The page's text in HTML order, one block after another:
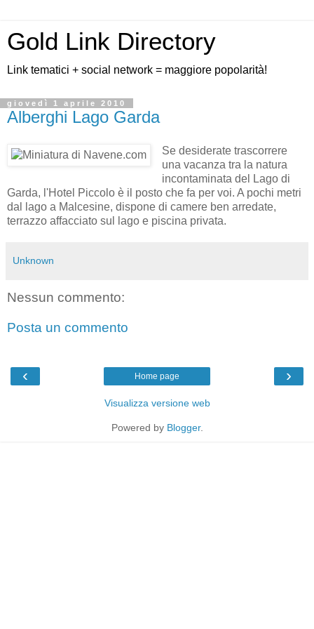
Gold Link Directory
Link tematici + social network = maggiore popolarità!
giovedì 1 aprile 2010
Alberghi Lago Garda
Se desiderate trascorrere
una vacanza tra la natura
incontaminata del Lago di
Garda, l'Hotel Piccolo è il posto che fa per voi. A pochi metri
dal lago a Malcesine, dispone di camere ben arredate,
terrazzo affacciato sul lago e piscina privata.
Unknown
Nessun commento:
Posta un commento
‹ ›
Home page
Visualizza versione web
Powered by Blogger.